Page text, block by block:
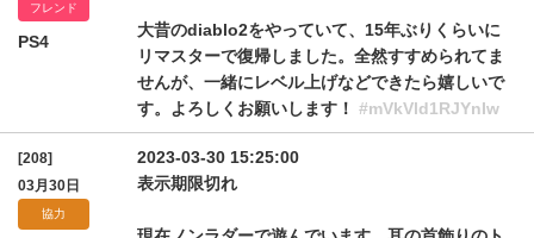
フレンド
PS4
大昔のdiablo2をやっていて、15年ぶりくらいに
リマスターで復帰しました。全然すすめられてま
せんが、一緒にレベル上げなどできたら嬉しいで
す。よろしくお願いします！ #mVkVld1RJYnIw
[208]
03月30日
協力
2023-03-30 15:25:00
表示期限切れ